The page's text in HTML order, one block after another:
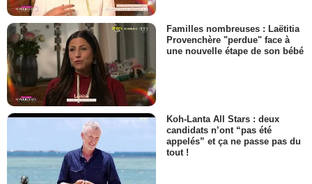
Familles nombreuses : Laëtitia
Provenchère "perdue" face à
une nouvelle étape de son bébé
Koh-Lanta All Stars : deux
candidats n’ont “pas été
appelés” et ça ne passe pas du
tout !